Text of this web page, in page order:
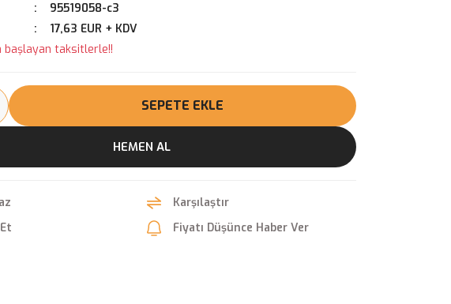
95519058-c3
17,63 EUR + KDV
başlayan taksitlerle!!
SEPETE EKLE
HEMEN AL
Karşılaştır
Fiyatı Düşünce Haber Ver